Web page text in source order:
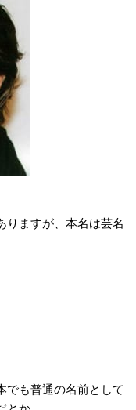
りますが、本名は芸名
でも普通の名前として